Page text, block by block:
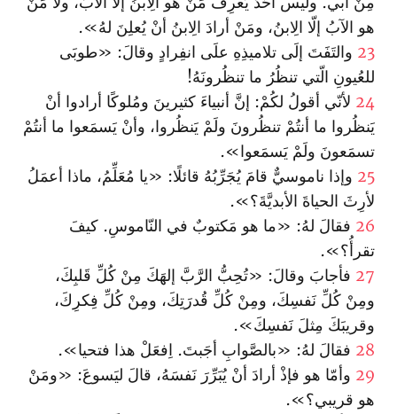
هو الآبُ إلّا الِابنُ، ومَنْ أرادَ الِابنُ أنْ يُعلِنَ لهُ».
23 والتَفَتَ إلَى تلاميذِهِ علَى انفِرادٍ وقالَ: «طوبَى
للعُيونِ الّتي تنظُرُ ما تنظُرونَهُ!
24 لأنّي أقولُ لكُمْ: إنَّ أنبياءَ كثيرينَ ومُلوكًا أرادوا أنْ
يَنظُروا ما أنتُمْ تنظُرونَ ولَمْ يَنظُروا، وأنْ يَسمَعوا ما أنتُمْ
تسمَعونَ ولَمْ يَسمَعوا».
25 وإذا ناموسيٌّ قامَ يُجَرِّبُهُ قائلًا: «يا مُعَلِّمُ، ماذا أعمَلُ
لأرِثَ الحياةَ الأبديَّةَ؟».
26 فقالَ لهُ: «ما هو مَكتوبٌ في النّاموسِ. كيفَ
تقرأُ؟».
27 فأجابَ وقالَ: «تُحِبُّ الرَّبَّ إلهَكَ مِنْ كُلِّ قَلبِكَ،
ومِنْ كُلِّ نَفسِكَ، ومِنْ كُلِّ قُدرَتِكَ، ومِنْ كُلِّ فِكرِكَ،
وقريبَكَ مِثلَ نَفسِكَ».
28 فقالَ لهُ: «بالصَّوابِ أجَبتَ. اِفعَلْ هذا فتحيا».
29 وأمّا هو فإذْ أرادَ أنْ يُبَرِّرَ نَفسَهُ، قالَ ليَسوعَ: «ومَنْ
هو قريبي؟».